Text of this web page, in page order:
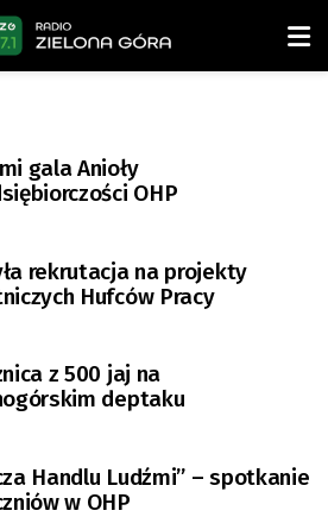
gala Anioły
OHP
rekrutacja na projekty
Hufców Pracy
z 500 jaj na
deptaku
Handlu Ludźmi” – spotkanie
w OHP